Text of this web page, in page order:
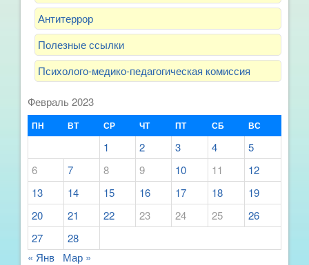
Антитеррор
Полезные ссылки
Психолого-медико-педагогическая комиссия
Февраль 2023
ПН ВТ СР ЧТ ПТ СБ ВС
1 2 3 4
5
6
7 8 9 10 11
12
13
14 15 16 17 18
19
20
21 22 23 24 25
26
27
28
« Янв
Мар »